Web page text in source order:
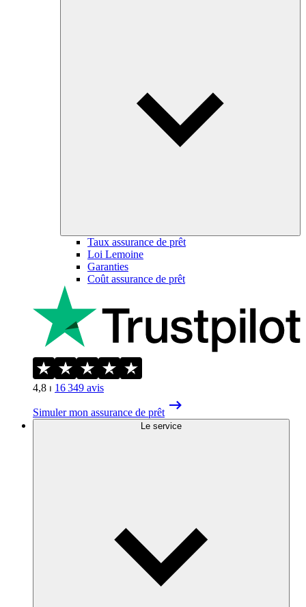
Taux assurance de prêt
Loi Lemoine
Garanties
Coût assurance de prêt
4,8 ⏐ 16 349 avis
Simuler mon assurance de prêt
Le service